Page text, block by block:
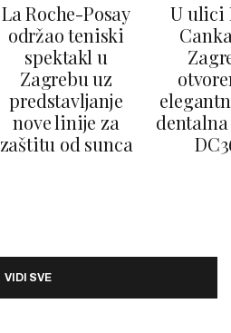
La Roche-Posay
održao teniski
spektakl u
Zagrebu uz
predstavljanje
nove linije za
zaštitu od sunca
U ulici
VIDI SVE